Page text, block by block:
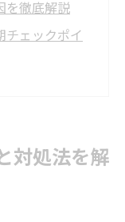
を徹底解説
チェックポイ
る対処法
対処法を解